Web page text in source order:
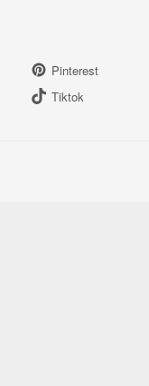
Pinterest
Tiktok